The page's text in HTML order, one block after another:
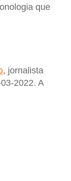
que
, jornalista
2022. A